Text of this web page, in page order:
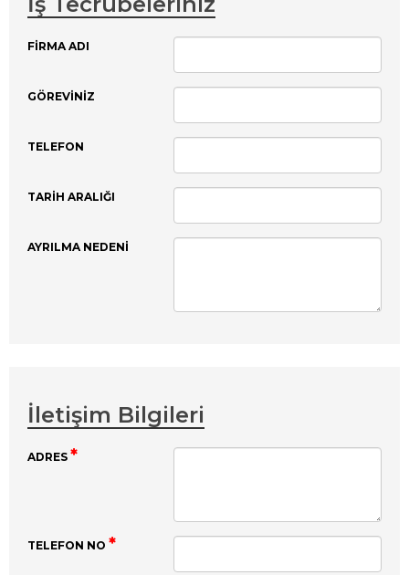
FIRMA ADI
GÖREVINIZ
TELEFON
TARIH ARALIĞI
AYRILMA NEDENI
İletişim Bilgileri
ADRES
TELEFON NO